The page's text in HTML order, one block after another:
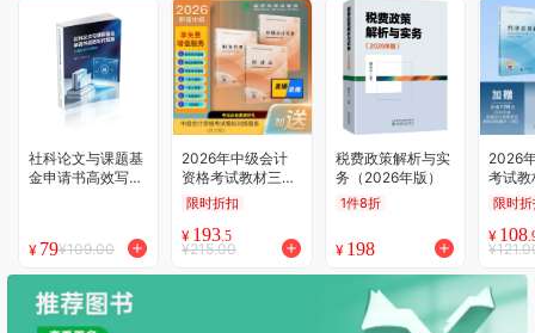
社科论文与课题基
金申请书高效写作
¥ 79¥109.00
2026年中级会计
资格考试教材三科
全套 中级会计实务
84元+财务管理63
元+经济法68元 加
赠价值99元/科 模
拟训练服务
限时折扣
¥ 193.5
¥215.00
税费政策解析与实
务（2026年版）
1件8折
¥ 198
2026
考试
（初
元+经
元+套
导图
限时
¥ 108